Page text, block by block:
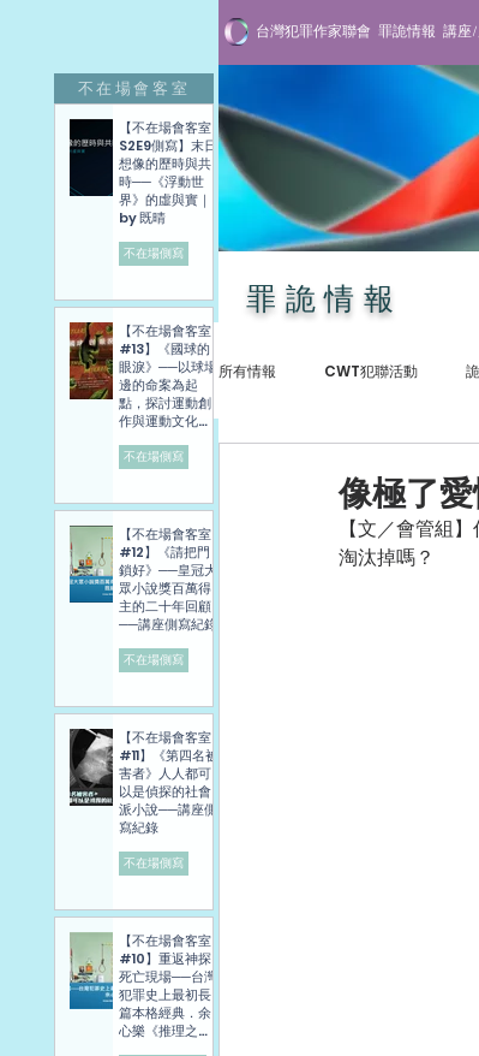
台灣犯罪作家聯會 罪詭情報 講座
所有情報 CWT犯聯活動
像極了
【文／會管組
淘汰掉嗎？
罪詭情報
不在場會客室
【不在場會客室
S2E9側寫】末日
想像的歷時與共
時──《浮動世
界》的虛與實｜
by 既晴
不在場側寫
【不在場會客室
#13】《國球的
眼淚》──以球場
邊的命案為起
點，探討運動創
作與運動文化發
寫紀錄
不在場側寫
【不在場會客室
#12】《請把門
鎖好》──皇冠大
眾小說獎百萬得
主的二十年回顧
──講座側寫紀錄
不在場側寫
【不在場會客室
#11】《第四名被
害者》人人都可
以是偵探的社會
派小說──講座側
寫紀錄
不在場側寫
【不在場會客室
#10】重返神探
死亡現場──台灣
犯罪史上最初長
篇本格經典．余
心樂《推理之